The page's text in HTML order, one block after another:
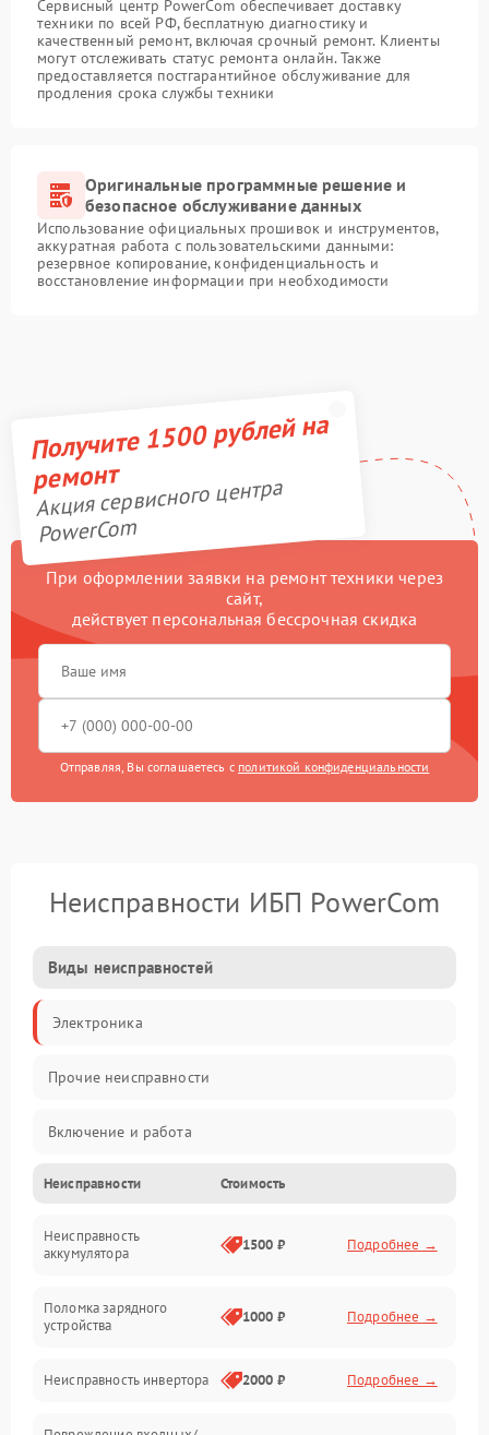
Сервисный центр PowerCom обеспечивает доставку
техники по всей РФ, бесплатную диагностику и
качественный ремонт, включая срочный ремонт. Клиенты
могут отслеживать статус ремонта онлайн. Также
предоставляется постгарантийное обслуживание для
продления срока службы техники
Оригинальные программные решение и
безопасное обслуживание данных
Использование официальных прошивок и инструментов,
аккуратная работа с пользовательскими данными:
резервное копирование, конфиденциальность и
восстановление информации при необходимости
Получите 1500 рублей на
ремонт
Акция сервисного центра
PowerCom
При оформлении заявки на ремонт техники через
сайт,
действует персональная бессрочная скидка
Отправляя, Вы соглашаетесь с политикой конфиденциальности
Неисправности ИБП PowerCom
Виды неисправностей
Электроника
Прочие неисправности
Включение и работа
Работа с нагрузкой
Звук и индикация
Неисправности Стоимость
Неисправность
аккумулятора
1500 ₽ Подробнее →
Поломка зарядного
устройства
1000 ₽ Подробнее →
Неисправность инвертора 2000 ₽ Подробнее →